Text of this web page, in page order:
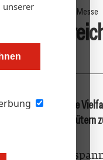
Messe
sich durch die
zu den Weingütern
und